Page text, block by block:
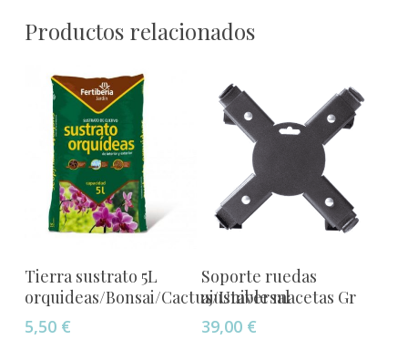
Productos relacionados
Seleccionar Opciones
producto
tiene
múltiples
Tierra sustrato 5L
orquideas/Bonsai/Cactus/Universal
5,50 €
Añadir Al Carrito
Soporte ruedas
ajustable macetas Gr
39,00 €